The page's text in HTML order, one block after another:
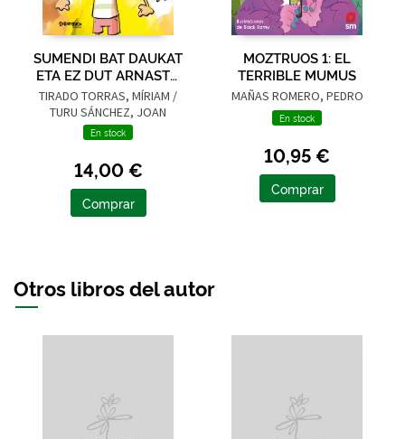
SUMENDI BAT DAUKAT
ETA EZ DUT ARNASTU
NAHI
TIRADO TORRAS, MÍRIAM /
TURU SÁNCHEZ, JOAN
En stock
14,00 €
Comprar
MOZTRUOS 1: EL
TERRIBLE MUMUS
MAÑAS ROMERO, PEDRO
En stock
10,95 €
Comprar
Otros libros del autor